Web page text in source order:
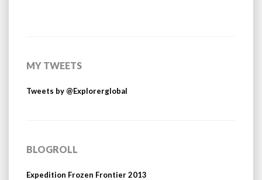
MY TWEETS
Tweets by @Explorerglobal
BLOGROLL
Expedition Frozen Frontier 2013